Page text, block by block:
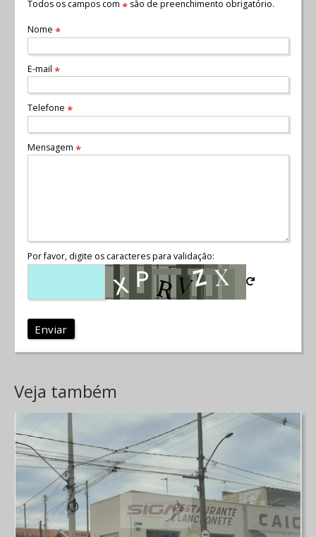
Todos os campos com *são de preenchimento obrigatório.
Nome *
E-mail *
Telefone *
Mensagem *
Por favor, digite os caracteres para validação:
Enviar
Veja também